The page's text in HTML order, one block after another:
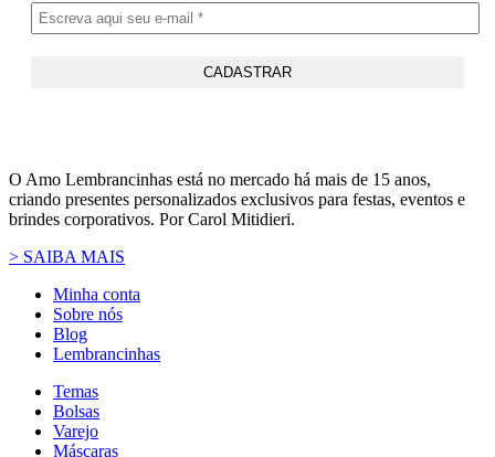
O Amo Lembrancinhas está no mercado há mais de 15 anos,
criando presentes personalizados exclusivos para festas, eventos e
brindes corporativos. Por Carol Mitidieri.
> SAIBA MAIS
Minha conta
Sobre nós
Blog
Lembrancinhas
Temas
Bolsas
Varejo
Máscaras